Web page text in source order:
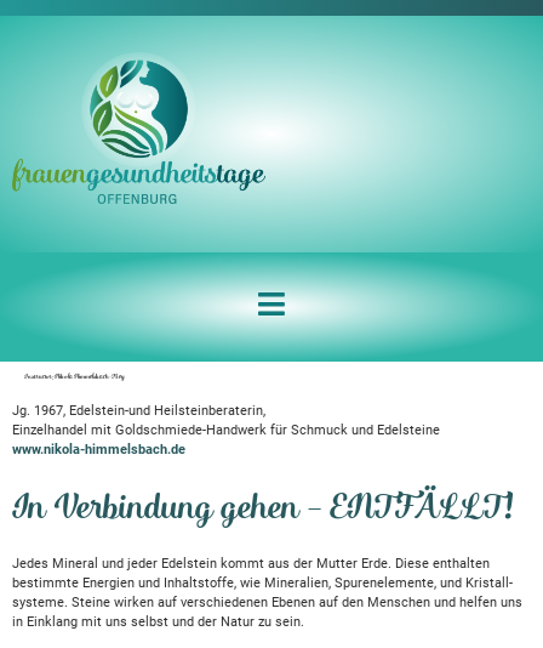
Instructor:Nikola Himmelsbach-Frey
Jg. 1967, Edelstein-und Heilsteinberaterin,
Einzelhandel mit Goldschmiede-Handwerk für Schmuck und Edelsteine
www.nikola-himmelsbach.de
In Verbindung gehen – ENTFÄLLT!
Jedes Mineral und jeder Edelstein kommt aus der Mutter Erde. Diese enthalten
bestimmte Energien und Inhaltstoffe, wie Mineralien, Spurenelemente, und Kristall-
systeme. Steine wirken auf verschiedenen Ebenen auf den Menschen und helfen uns
in Einklang mit uns selbst und der Natur zu sein.